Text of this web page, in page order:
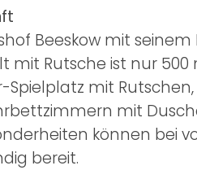
Beeskow mit
mit Rutsche ist nur
Spielplatz mit
mit
können bei
bereit.